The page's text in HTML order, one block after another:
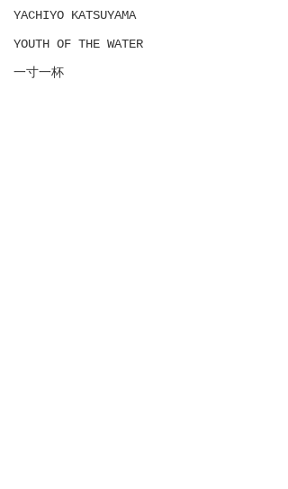
YACHIYO KATSUYAMA
YOUTH OF THE WATER
一寸一杯